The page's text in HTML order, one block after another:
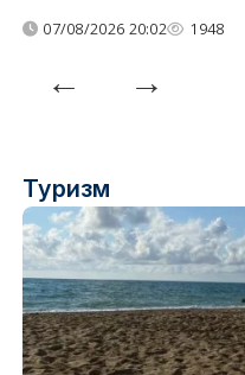
07/08/2026 20:02 1948
Туризм